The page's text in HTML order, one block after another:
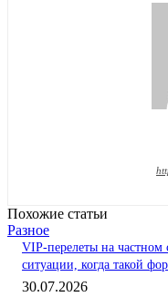
Похожие статьи
Разное
VIP-перелеты на частном
ситуации, когда такой
30.07.2026